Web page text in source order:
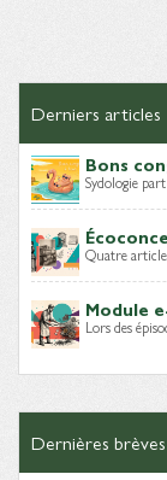
Derniers articles
Bons
Sydologie
Quatre
Module
Lors des
Dernières brèves